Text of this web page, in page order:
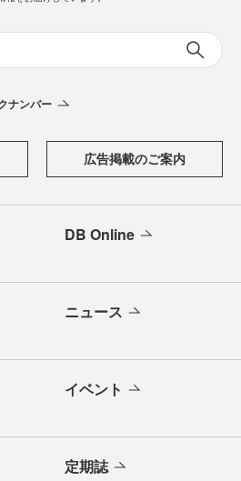
ナンバー
広告掲載のご案内
DB Online
ニュース
イベント
定期誌